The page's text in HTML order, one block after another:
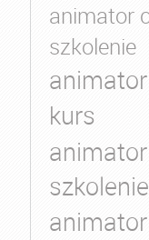
animator
szkolenie
kurs
szkolenie